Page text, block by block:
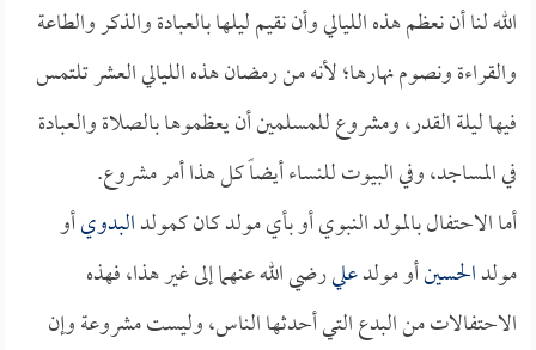
الله لنا أن نعظم هذه الليالي وأن نقيم ليلها بالعبادة والذكر والطاعة
والقراءة ونصوم نهارها؛ لأنه من رمضان هذه الليالي العشر تلتمس
فيها ليلة القدر، ومشروع للمسلمين أن يعظموها بالصلاة والعبادة
في المساجد، وفي البيوت للنساء أيضاً كل هذا أمر مشروع.
أما الاحتفال بالمولد النبوي أو بأي مولد كان كمولدالبدويأو
مولدالحسينأو مولدعليرضي الله عنهما إلى غير هذا، فهذه
الاحتفالات من البدع التي أحدثها الناس، وليست مشروعة وإن